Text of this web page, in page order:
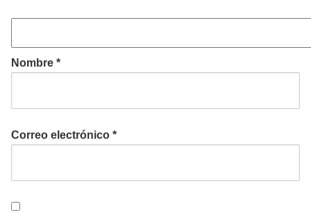
Nombre *
Correo electrónico *